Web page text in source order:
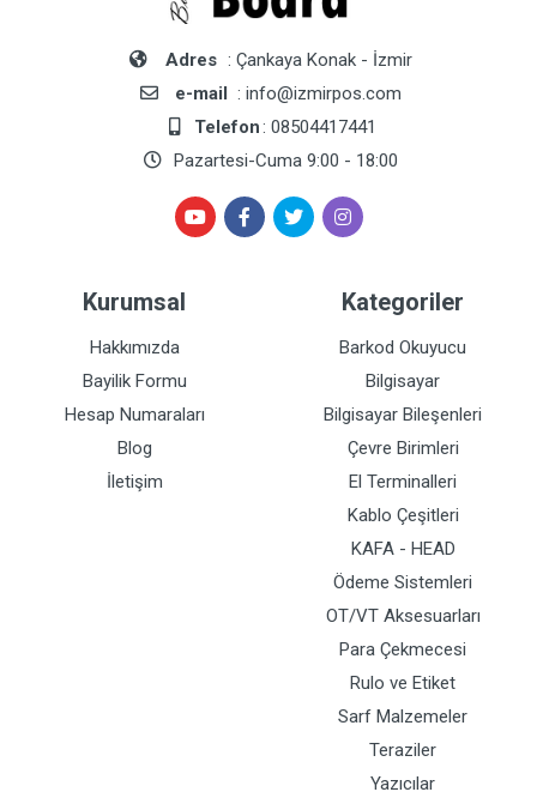
Adres : Çankaya Konak - İzmir
e-mail : info@izmirpos.com
Telefon: 08504417441
Pazartesi-Cuma 9:00 - 18:00
Kurumsal
Hakkımızda
Bayilik Formu
Hesap Numaraları
Blog
İletişim
Kategoriler
Barkod Okuyucu
Bilgisayar
Bilgisayar Bileşenleri
Çevre Birimleri
El Terminalleri
Kablo Çeşitleri
KAFA - HEAD
Ödeme Sistemleri
OT/VT Aksesuarları
Para Çekmecesi
Rulo ve Etiket
Sarf Malzemeler
Teraziler
Yazıcılar